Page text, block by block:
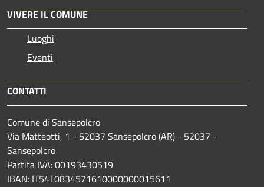
VIVERE IL COMUNE
Luoghi
Eventi
CONTATTI
Comune di Sansepolcro
Via Matteotti, 1 - 52037 Sansepolcro (AR) - 52037 -
Sansepolcro
Partita IVA: 00193430519
IBAN: IT54T0834571610000000015611